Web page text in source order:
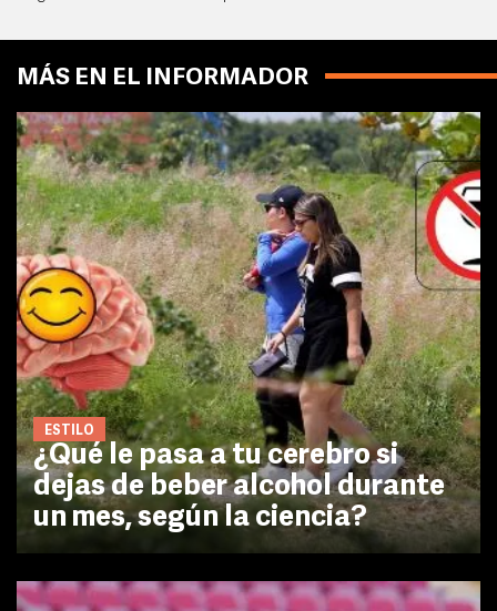
MÁS EN EL INFORMADOR
ESTILO
¿Qué le pasa a tu cerebro si
dejas de beber alcohol durante
un mes, según la ciencia?